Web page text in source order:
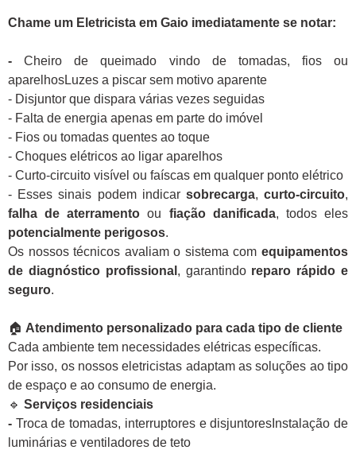
Chame um Eletricista em Gaio imediatamente se notar:
-Cheiro de queimado vindo de tomadas, fios ou
aparelhosLuzes a piscar sem motivo aparente
- Disjuntor que dispara várias vezes seguidas
- Falta de energia apenas em parte do imóvel
- Fios ou tomadas quentes ao toque
- Choques elétricos ao ligar aparelhos
- Curto-circuito visível ou faíscas em qualquer ponto elétrico
- Esses sinais podem indicar sobrecarga,curto-circuito,
falha de aterramento ou fiação danificada, todos eles
potencialmente perigosos.
Os nossos técnicos avaliam o sistema com equipamentos
de diagnóstico profissional , garantindo reparo rápido e
seguro.
🏠 Atendimento personalizado para cada tipo de cliente
Cada ambiente tem necessidades elétricas específicas.
Por isso, os nossos eletricistas adaptam as soluções ao tipo
de espaço e ao consumo de energia.
🔹 Serviços residenciais
- Troca de tomadas, interruptores e disjuntoresInstalação de
luminárias e ventiladores de teto